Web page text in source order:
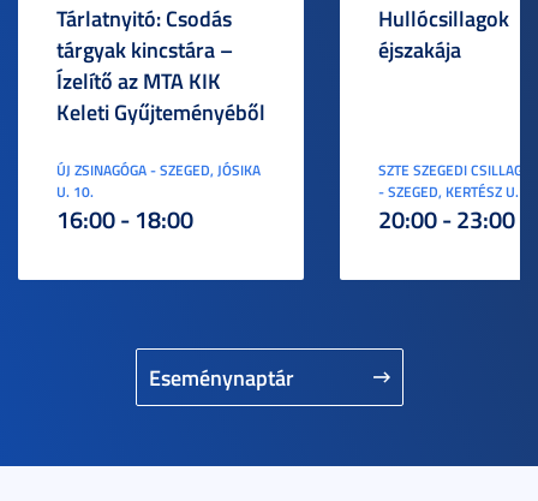
Eseménynaptár
Tárlatnyitó: Csodás
tárgyak kincstára –
Ízelítő az MTA KIK
Keleti Gyűjteményéből
ÚJ ZSINAGÓGA - SZEGED, JÓSIKA
U. 10.
16:00 - 18:00
Hullócsillagok
éjszakája
SZTE SZEGEDI
- SZEGED, KERTÉSZ U. 3.
20:00 - 23:00